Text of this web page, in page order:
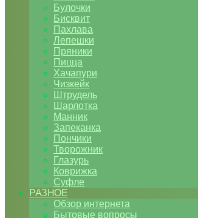
Булочки
Бисквит
Пахлава
Лепешки
Пряники
Пицца
Хачапури
Чизкейк
Штрудель
Шарлотка
Манник
Запеканка
Пончики
Творожник
Глазурь
Коврижка
Суфле
РАЗНОЕ
Обзор интернета
Бытовые вопросы